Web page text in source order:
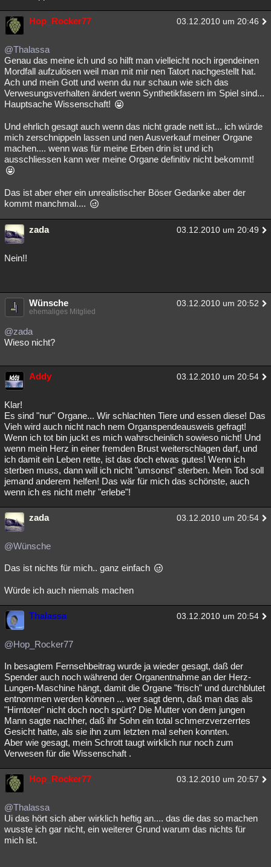
Hop_Rocker77 03.12.2010 um 20:46
@Thalassa
Genau das meine ich und so hilft man vielleicht noch irgendeinen
Mordfall aufzulösen weil man mit mir nen Tatort nachgestellt hat.
Ach und mein Gott und wenn du nur schaun wie sich das
Verwesungsverhalten ändert wenn Synthetikfasern im Spiel sind...
Hauptsache Wissenschaft!
Und ehrlich gesagt auch wenn das nicht grade nett ist... ich würde
mich zerschnippeln lassen und nen Ausverkauf meiner Organe
machen.... wenn was für meine Erben drin ist und ich
ausschliessen kann wer meine Organe definitiv nicht bekommt!
Das ist aber eher ein unrealistischer Böser Gedanke aber der
kommt manchmal....
zada 03.12.2010 um 20:49
Nein!!
Wünsche 03.12.2010 um 20:52
ehemaliges Mitglied
@zada
Wieso nicht?
Addy 03.12.2010 um 20:54
Klar!
Es sind "nur" Organe... Wir schlachten Tiere und essen diese! Das
Vieh wird auch nicht nach nem Organspendeausweis gefragt!
Wenn ich tot bin juckt es mich wahrscheinlich sowieso nicht! Und
wenn mein Herz in einer fremden Brust weiterschlagen darf, und
ich damit ein Leben rette, ist das doch etwas gutes! Wenn ich
sterben muss, dann will ich nicht "umsonst" sterben. Mein Tod soll
jemand anderem helfen! Das wär für mich das schönste, auch
wenn ich es nicht mehr "erlebe"!
zada 03.12.2010 um 20:54
@Wünsche
Das ist nichts für mich.. ganz einfach
Würde ich auch niemals machen
Thalassa 03.12.2010 um 20:54
@Hop_Rocker77
In besagtem Fernsehbeitrag wurde ja wieder gesagt, daß der
Spender auch noch während der Organentnahme an der Herz-
Lungen-Maschine hängt, damit die Organe "frisch" und durchblutet
entnommen werden können ... wer sagt denn, daß man das als
"Hirntoter" nicht doch noch spürt? Die Mutter von dem jungen
Mann sagte nachher, daß ihr Sohn ein total schmerzverzerrtes
Gesicht hatte, als sie ihn zum letzten mal sehen konnten.
Aber wie gesagt, mein Schrott taugt wirklich nur noch zum
Verwesen für die Wissenschaft .
Hop_Rocker77 03.12.2010 um 20:57
@Thalassa
Ui das hört sich aber wirklich heftig an.... das die das so machen
wusste ich gar nicht, ein weiterer Grund warum das nichts für
mich ist.